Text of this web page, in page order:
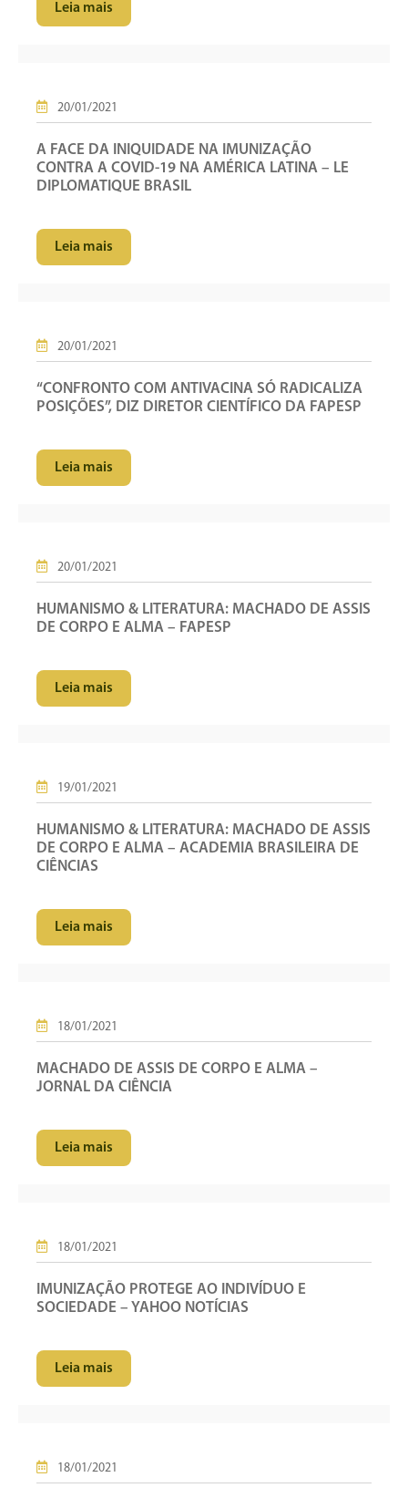
Leia mais
20/01/2021
A FACE DA INIQUIDADE NA IMUNIZAÇÃO
CONTRA A COVID-19 NA AMÉRICA LATINA – LE
DIPLOMATIQUE BRASIL
Leia mais
20/01/2021
“CONFRONTO COM ANTIVACINA SÓ RADICALIZA
POSIÇÕES”, DIZ DIRETOR CIENTÍFICO DA FAPESP
Leia mais
20/01/2021
HUMANISMO & LITERATURA: MACHADO DE ASSIS
DE CORPO E ALMA – FAPESP
Leia mais
19/01/2021
HUMANISMO & LITERATURA: MACHADO DE ASSIS
DE CORPO E ALMA – ACADEMIA BRASILEIRA DE
CIÊNCIAS
Leia mais
18/01/2021
MACHADO DE ASSIS DE CORPO E ALMA –
JORNAL DA CIÊNCIA
Leia mais
18/01/2021
IMUNIZAÇÃO PROTEGE AO INDIVÍDUO E
SOCIEDADE – YAHOO NOTÍCIAS
Leia mais
18/01/2021